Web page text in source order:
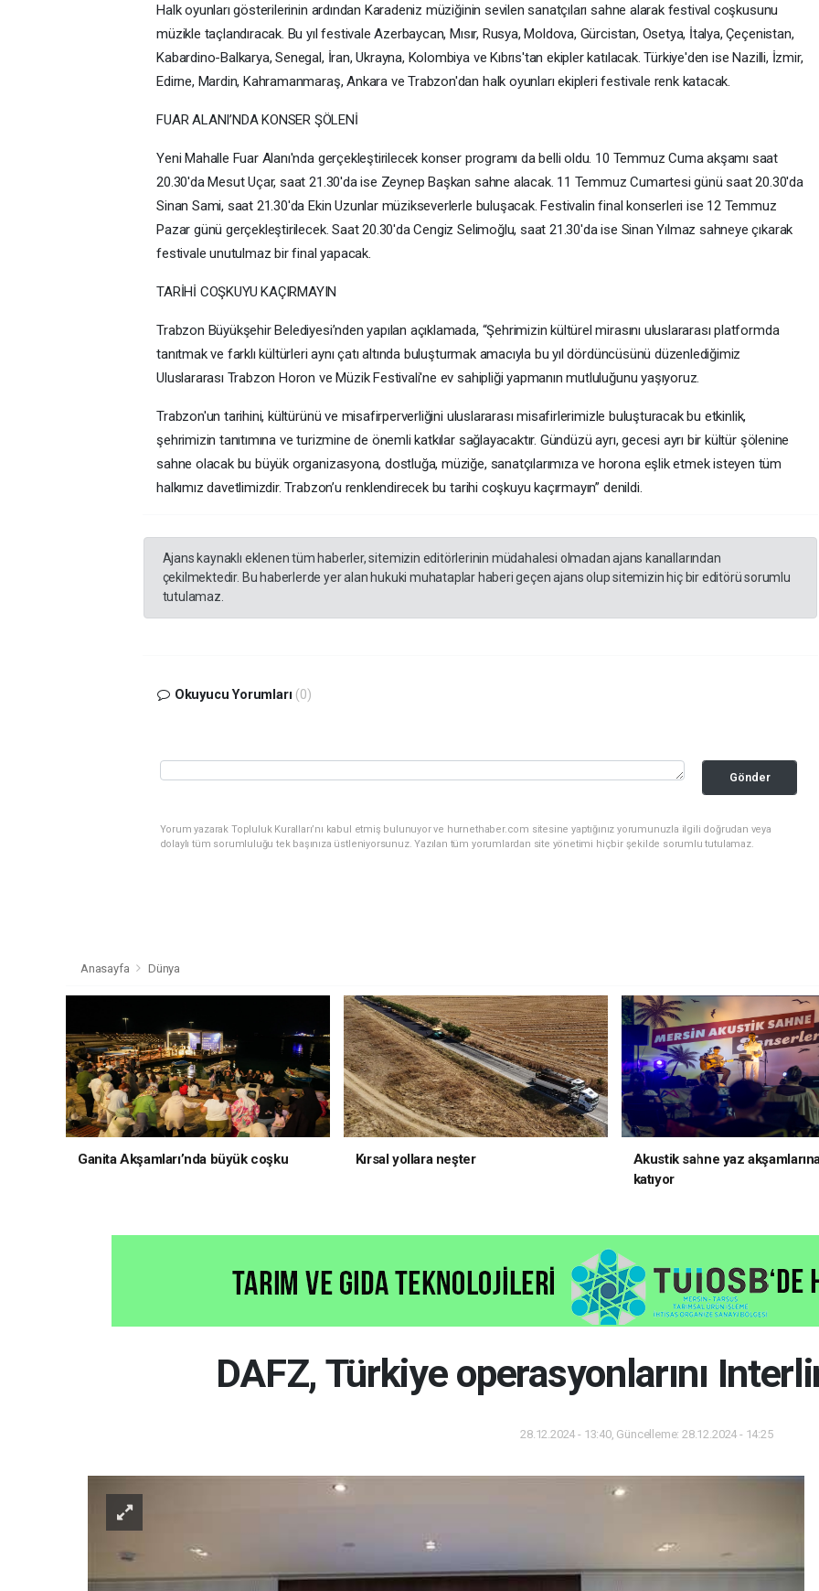
Halk oyunları gösterilerinin ardından Karadeniz müziğinin sevilen sanatçıları sahne alarak festival coşkusunu
müzikle taçlandıracak. Bu yıl festivale Azerbaycan, Mısır, Rusya, Moldova, Gürcistan, Osetya, İtalya, Çeçenistan,
Kabardino-Balkarya, Senegal, İran, Ukrayna, Kolombiya ve Kıbrıs'tan ekipler katılacak. Türkiye'den ise Nazilli, İzmir,
Edirne, Mardin, Kahramanmaraş, Ankara ve Trabzon'dan halk oyunları ekipleri festivale renk katacak.
FUAR ALANI’NDA KONSER ŞÖLENİ
Yeni Mahalle Fuar Alanı'nda gerçekleştirilecek konser programı da belli oldu. 10 Temmuz Cuma akşamı saat
20.30'da Mesut Uçar, saat 21.30'da ise Zeynep Başkan sahne alacak. 11 Temmuz Cumartesi günü saat 20.30'da
Sinan Sami, saat 21.30'da Ekin Uzunlar müzikseverlerle buluşacak. Festivalin final konserleri ise 12 Temmuz
Pazar günü gerçekleştirilecek. Saat 20.30'da Cengiz Selimoğlu, saat 21.30'da ise Sinan Yılmaz sahneye çıkarak
festivale unutulmaz bir final yapacak.
TARİHİ COŞKUYU KAÇIRMAYIN
Trabzon Büyükşehir Belediyesi’nden yapılan açıklamada, “Şehrimizin kültürel mirasını uluslararası platformda
tanıtmak ve farklı kültürleri aynı çatı altında buluşturmak amacıyla bu yıl dördüncüsünü düzenlediğimiz
Uluslararası Trabzon Horon ve Müzik Festivali'ne ev sahipliği yapmanın mutluluğunu yaşıyoruz.
Trabzon'un tarihini, kültürünü ve misafirperverliğini uluslararası misafirlerimizle buluşturacak bu etkinlik,
şehrimizin tanıtımına ve turizmine de önemli katkılar sağlayacaktır. Gündüzü ayrı, gecesi ayrı bir kültür şölenine
sahne olacak bu büyük organizasyona, dostluğa, müziğe, sanatçılarımıza ve horona eşlik etmek isteyen tüm
halkımız davetlimizdir. Trabzon’u renklendirecek bu tarihi coşkuyu kaçırmayın” denildi.
Ajans kaynaklı eklenen tüm haberler, sitemizin editörlerinin müdahalesi olmadan ajans kanallarından
çekilmektedir. Bu haberlerde yer alan hukuki muhataplar haberi geçen ajans olup sitemizin hiç bir editörü sorumlu
tutulamaz.
Okuyucu Yorumları (0)
Gönder
Yorum yazarak Topluluk Kuralları’nı kabul etmiş bulunuyor ve hurnethaber.com sitesine yaptığınız yorumunuzla ilgili doğrudan veya
dolaylı tüm sorumluluğu tek başınıza üstleniyorsunuz. Yazılan tüm yorumlardan site yönetimi hiçbir şekilde sorumlu tutulamaz.
Anasayfa Dünya
Ganita Akşamları’nda büyük coşku Kırsal yollara neşter
Akustik sahne yaz
katıyor
DAFZ, Türkiye operasyonlarını
28.12.2024 - 13:40, Güncelleme: 28.12.2024 - 14:25